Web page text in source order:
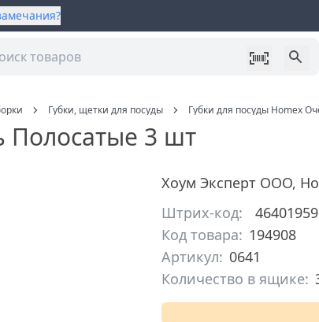
Губки, щетки для посуды Губки для посуды Homex
Полосатые 3 шт
Хоум Эксперт ООО,
Штрих-код:
Код товара: 194908
Артикул: 0641
Количество в ящике: